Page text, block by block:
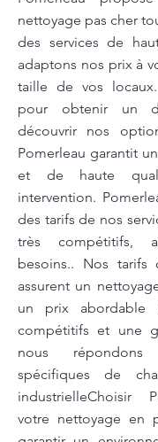
nettoyage pas cher
des services de
adaptons nos prix à
taille de vos locaux.
pour obtenir un
découvrir nos
Pomerleau garantit
et de haute
intervention.
des tarifs de nos
très compétitifs,
besoins.. Nos tarifs
assurent un
un prix abordable
compétitifs et une
nous
spécifiques de
industrielleChoisir
votre nettoyage en